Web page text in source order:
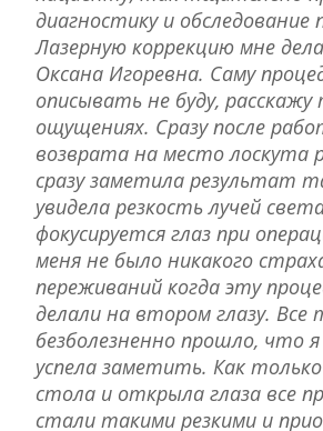
диагностику и обследование
Лазерную коррекцию мне
Оксана Игоревна. Саму
описывать не буду, расскажу
ощущениях. Сразу после
возврата на место лоскута
сразу заметила результат
увидела резкость лучей
фокусируется глаз при
меня не было никакого
переживаний когда эту
делали на втором глазу.
безболезненно прошло, что
успела заметить. Как
стола и открыла глаза все
стали такими резкими и